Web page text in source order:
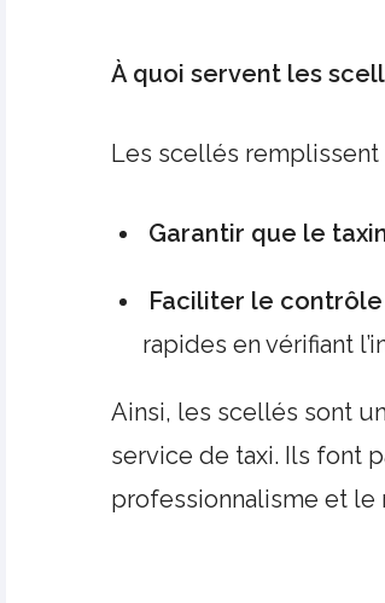
À quoi servent les
Les scellés
Garantir que le
Faciliter le
rapides en vérifiant
Ainsi, les scellés sont
service de taxi. Ils font
professionnalisme et le